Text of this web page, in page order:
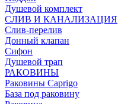
Душевой комплект
СЛИВ И КАНАЛИЗАЦИЯ
Слив-перелив
Донный клапан
Сифон
Душевой трап
РАКОВИНЫ
Раковины Caprigo
База под раковину